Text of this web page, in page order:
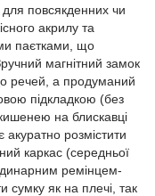
повсякденних чи
акрилу та
паєтками, що
магнітний замок
речей, а продуманий
підкладкою (без
на блискавці
розмістити
каркас (середньої
ремінцем-
як на плечі, так